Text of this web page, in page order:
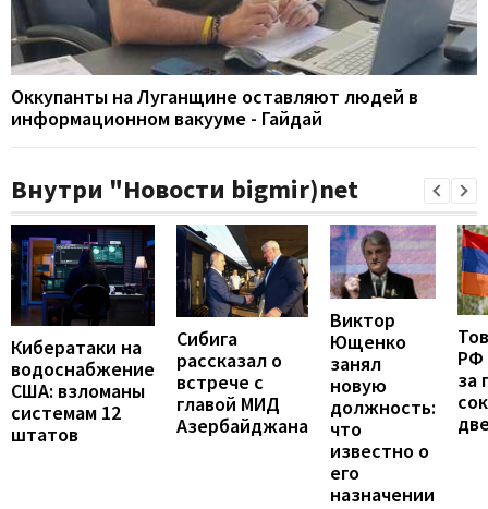
Оккупанты на Луганщине оставляют людей в
информационном вакууме - Гайдай
Внутри "Новости bigmir)net
Кибератаки на
водоснабжение
США: взломаны
системам 12
штатов
Сибига
рассказал о
встрече с
главой МИД
Азербайджана
Виктор
Ющенко
занял
новую
должность:
что
известно о
его
назначении
РФ
за